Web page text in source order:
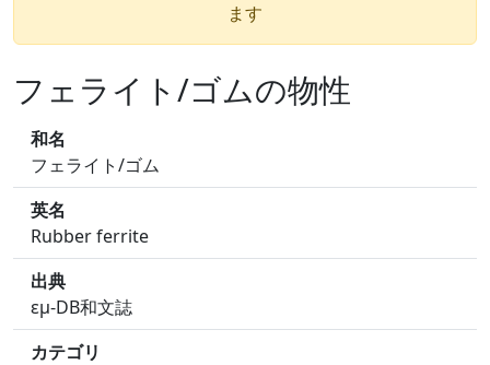
ます
フェライト/ゴムの物性
和名
フェライト/ゴム
英名
Rubber ferrite
出典
εμ-DB和文誌
カテゴリ